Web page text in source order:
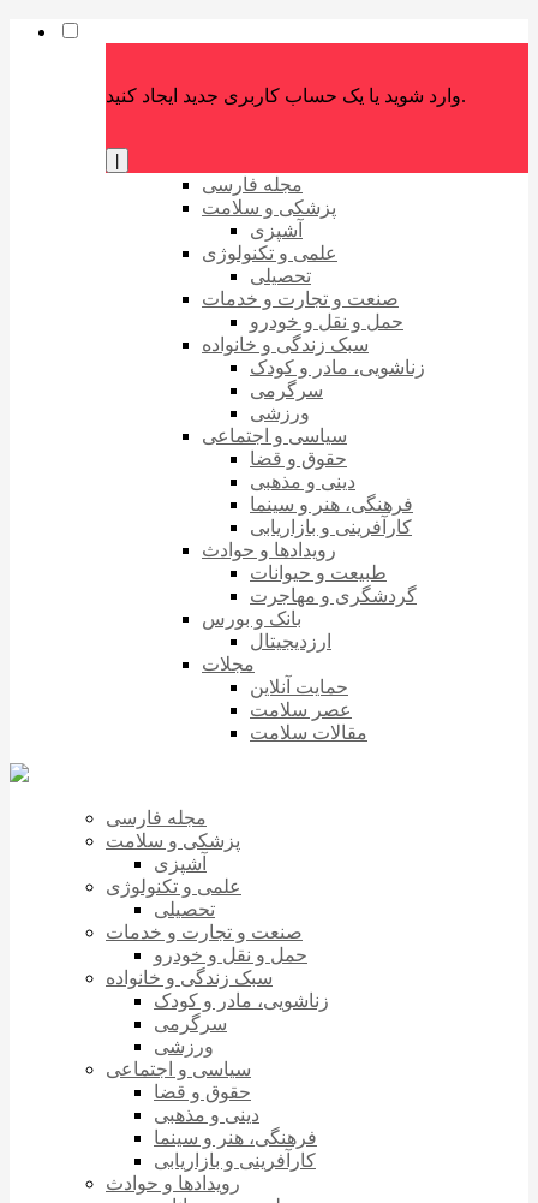
وارد شوید یا یک حساب کاربری جدید ایجاد کنید.
مجله فارسی
پزشکی و سلامت
آشپزی
علمی و تکنولوژی
تحصیلی
صنعت و تجارت و خدمات
حمل و نقل و خودرو
سبک زندگی و خانواده
زناشویی، مادر و کودک
سرگرمی
ورزشی
سیاسی و اجتماعی
حقوق و قضا
دینی و مذهبی
فرهنگی، هنر و سینما
کارآفرینی و بازاریابی
رویدادها و حوادث
طبیعت و حیوانات
گردشگری و مهاجرت
بانک و بورس
ارزدیجیتال
مجلات
حمایت آنلاین
عصر سلامت
مقالات سلامت
مجله فارسی
پزشکی و سلامت
آشپزی
علمی و تکنولوژی
تحصیلی
صنعت و تجارت و خدمات
حمل و نقل و خودرو
سبک زندگی و خانواده
زناشویی، مادر و کودک
سرگرمی
ورزشی
سیاسی و اجتماعی
حقوق و قضا
دینی و مذهبی
فرهنگی، هنر و سینما
کارآفرینی و بازاریابی
رویدادها و حوادث